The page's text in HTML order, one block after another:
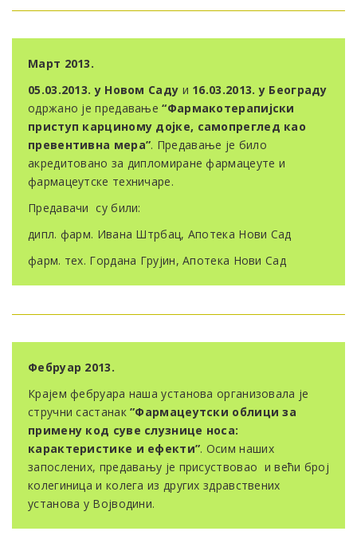
Март 2013.
05.03.2013. у Новом Саду и 16.03.2013. у Београду
одржано је предавање “Фармакотерапијски
приступ карциному дојке, самопреглед као
превентивна мера”. Предавање је било
акредитовано за дипломиране фармацеуте и
фармацеутске техничаре.
Предавачи су били:
дипл. фарм. Ивана Штрбац, Апотека Нови Сад
фарм. тех. Гордана Грујин, Апотека Нови Сад
Фебруар 2013.
Крајем фебруара наша установа организовала је
стручни састанак”Фармацеутски облици за
примену код суве слузнице носа:
карактеристике и ефекти”. Осим наших
запослених, предавању је присуствовао и већи број
колегиница и колега из других здравствених
установа у Војводини.